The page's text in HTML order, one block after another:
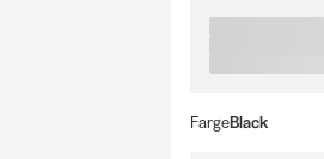
FargeBlack